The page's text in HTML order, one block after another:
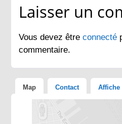
Laisser un
Vous devez êtreconnecté
commentaire.
Map Contact Affiche